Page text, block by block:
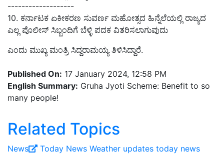
-------------------
10. ಕರ್ನಾಟಕ ಏಕೀಕರಣ ಸುವರ್ಣ ಮಹೋತ್ಸದ ಹಿನ್ನೆಲೆಯಲ್ಲಿ ರಾಜ್ಯದ
ಎಲ್ಲ ಪೊಲೀಸ್ ಸಿಬ್ಬಂದಿಗೆ ಬೆಳ್ಳಿ ಪದಕ ವಿತರಿಸಲಾಗುವುದು
ಎಂದು ಮುಖ್ಯಮಂತ್ರಿ ಸಿದ್ದರಾಮಯ್ಯತಿಳಿಸಿದ್ದಾರೆ.
Published On: 17 January 2024, 12:58 PM
English Summary: Gruha Jyoti Scheme: Benefit to so
many people!
Related Topics
News Today News Weather updates today news